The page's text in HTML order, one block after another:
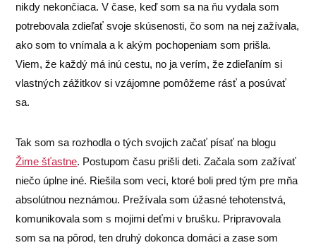
nikdy nekončiaca. V čase, keď som sa na ňu vydala som
potrebovala zdieľať svoje skúsenosti, čo som na nej zažívala,
ako som to vnímala a k akým pochopeniam som prišla.
Viem, že každý má inú cestu, no ja verím, že zdieľaním si
vlastných zážitkov si vzájomne pomôžeme rásť a posúvať
sa.
Tak som sa rozhodla o tých svojich začať písať na blogu
Žime šťastne. Postupom času prišli deti. Začala som zažívať
niečo úplne iné. Riešila som veci, ktoré boli pred tým pre mňa
absolútnou neznámou. Prežívala som úžasné tehotenstvá,
komunikovala som s mojimi deťmi v brušku. Pripravovala
som sa na pôrod, ten druhý dokonca domáci a zase som